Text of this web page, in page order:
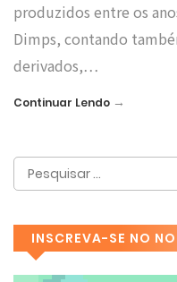
produzidos entre os
Dimps, contando
derivados,…
Continuar Lendo →
INSCREVA-SE NO